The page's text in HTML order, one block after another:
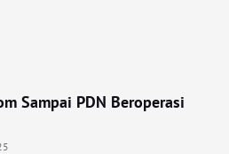
Sampai PDN Beroperasi